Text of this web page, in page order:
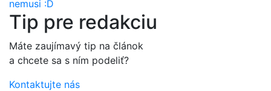
nemusi :D
Tip pre redakciu
Máte zaujímavý tip na článok
a chcete sa s ním podeliť?
Kontaktujte nás